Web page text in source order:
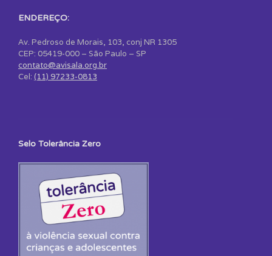
ENDEREÇO:
Av. Pedroso de Morais, 103, conj NR 1305
CEP: 05419-000 – São Paulo – SP
contato@avisala.org.br
Cel: (11) 97233-0813
Selo Tolerância Zero